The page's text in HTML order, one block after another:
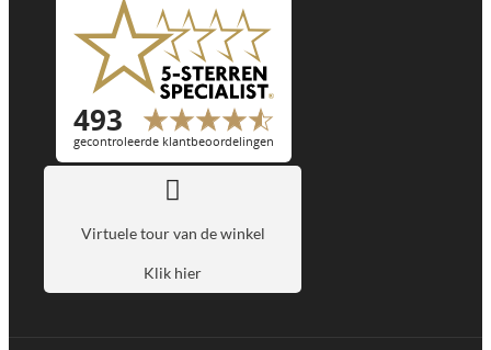
Virtuele tour van de winkel
Klik hier